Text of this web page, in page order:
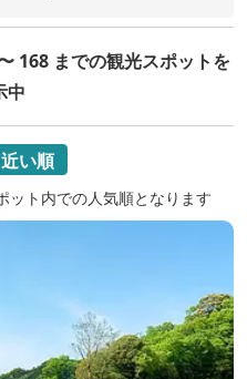
168 までの観光スポットを
中
近い順
ト内での人気順となります